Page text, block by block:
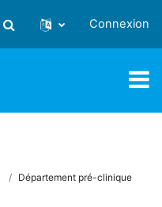
Activer/désactiver la saisie
Connexion
Département pré-clinique